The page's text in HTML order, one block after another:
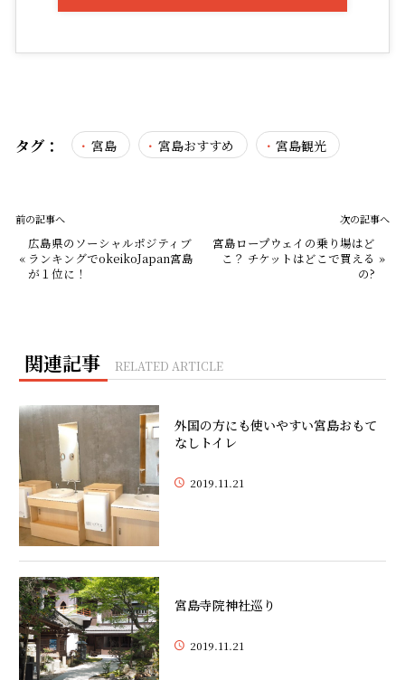
タグ： 宮島 宮島おすすめ 宮島観光
前の記事へ
«
広島県のソーシャルポジティブ
ランキングでokeikoJapan宮島
が１位に！
次の記事へ
宮島ロープウェイの乗り場はど
こ？ チケットはどこで買える
の?
»
関連記事 RELATED ARTICLE
外国の方にも使いやすい宮島おもて
なしトイレ
2019.11.21
宮島寺院神社巡り
2019.11.21